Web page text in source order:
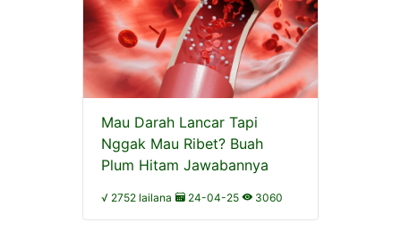
Mau Darah Lancar Tapi
Nggak Mau Ribet? Buah
Plum Hitam Jawabannya
√ 2752 lailana 24-04-25 3060